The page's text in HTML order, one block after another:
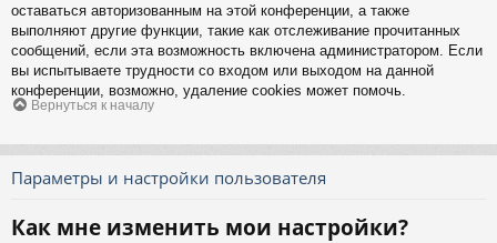
оставаться авторизованным на этой конференции, а также
выполняют другие функции, такие как отслеживание прочитанных
сообщений, если эта возможность включена администратором. Если
вы испытываете трудности со входом или выходом на данной
конференции, возможно, удаление cookies может помочь.
Вернуться к началу
Параметры и настройки пользователя
Как мне изменить мои настройки?